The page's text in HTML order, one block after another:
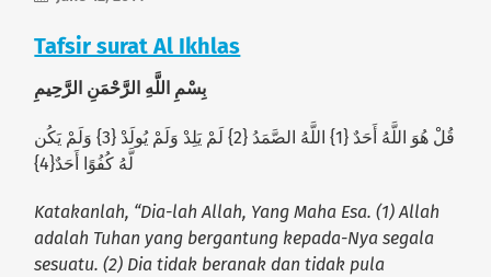
Tafsir surat Al Ikhlas
بِسْمِ اللَّهِ الرَّحْمَنِ الرَّحِيمِ
قُلْ هُوَ اللَّهُ أَحَدٌ {1} اللَّهُ الصَّمَدُ {2} لَمْ يَلِدْ وَلَمْ يُولَدْ {3} وَلَمْ يَكُن
لَّهُ كُفُوًا أَحَدٌ{4}
Katakanlah, “Dia-lah Allah, Yang Maha Esa. (1) Allah
adalah Tuhan yang bergantung kepada-Nya segala
sesuatu. (2) Dia tidak beranak dan tidak pula